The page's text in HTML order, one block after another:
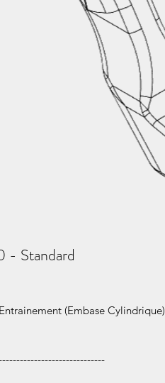
- Standard
(Embase Cylindrique)